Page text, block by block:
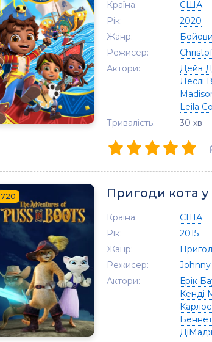
Країна:
США
Рік:
2020
Жанр:
Режисер:
Актори:
Дейв
Леслі
Leila
Тривалість:
30 хв
720 Пригоди кота у
Країна:
США
Рік:
2015
Жанр:
Режисер:
Актори:
Ерік
Кенді
Карлос